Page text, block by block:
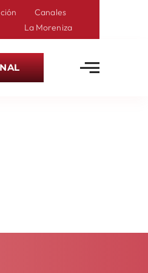
Canales
La Moreniza